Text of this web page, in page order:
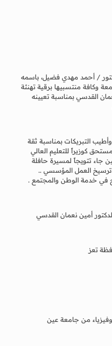
/ أحمد مهدي فضيل، باسمه
وكافة منتسبيها برقية تهنئة
القدسي بمناسبة تعيينه
التبريكات بمناسبة ثقة
كوزيراً للتعليم العالي
جاء تتويجاً لمسيرة حافلة
العمل المؤسسي ..
في خدمة الوطن والمجتمع .
الدكتور أمين نعمان القدسي
تعز
من جامعة عين